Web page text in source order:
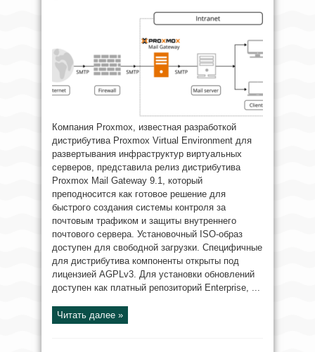
Компания Proxmox, известная разработкой
дистрибутива Proxmox Virtual Environment для
развертывания инфраструктур виртуальных
серверов, представила релиз дистрибутива
Proxmox Mail Gateway 9.1, который
преподносится как готовое решение для
быстрого создания системы контроля за
почтовым трафиком и защиты внутреннего
почтового сервера. Установочный ISO-образ
доступен для свободной загрузки. Специфичные
для дистрибутива компоненты открыты под
лицензией AGPLv3. Для установки обновлений
доступен как платный репозиторий Enterprise, ...
Читать далее »